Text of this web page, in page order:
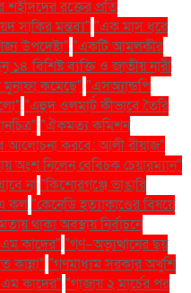
রক্তের প্রতি
সাকির মন্তব্য" "এক মাস ধরে
উপদেষ্টা" "একটি আমলকীর
বিশিষ্ট ব্যক্তি ও জাতীয় নারী
মুনাফা কমেছে" "এসঅ্যান্ডপি
"এহুদ ওলমার্ট কীভাবে তৈরি
"ঐকমত্য কমিশন
আলোচনা করবে: আলী রীয়াজ"
অংশ নিলেন বেবিচক চেয়ারম্যান"
না"কিশোরগঞ্জে ভাঙারি
কল"কেনেডি হত্যাকাণ্ডের বিষয়ে
থাকা অবস্থায় নির্বাচনে
কাদের" "গণ–অভ্যুত্থানের ছয়
কান্না" "গণমাধ্যম সরকার অখুশি
এম কাদের" "গাজায় ২ মার্চের পর